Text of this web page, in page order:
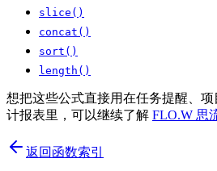
slice()
concat()
sort()
length()
想把这些公式直接用在任务提醒、
计报表里，可以继续了解 FLO.W 思
返回函数索引